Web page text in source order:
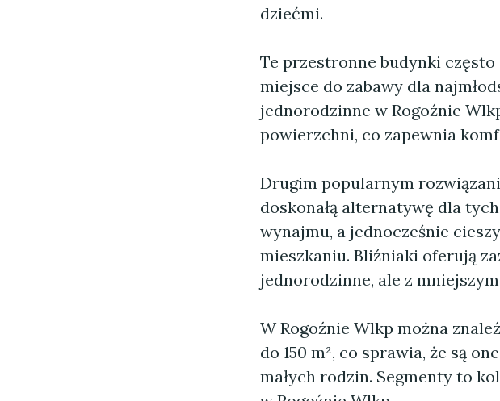
dziećmi.
Te przestronne budynki
miejsce do zabawy dla
jednorodzinne w Rogoźnie
powierzchni, co zapewnia
Drugim popularnym
doskonałą alternatywę dla
wynajmu, a jednocześnie
mieszkaniu. Bliźniaki oferują
jednorodzinne, ale z
W Rogoźnie Wlkp można
do 150 m², co sprawia, że są
małych rodzin. Segmenty to